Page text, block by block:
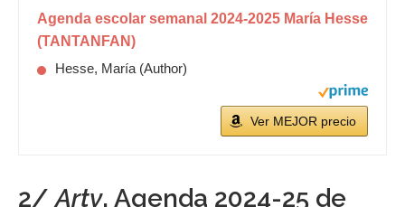
Agenda escolar semanal 2024-2025 María Hesse
(TANTANFAN)
Hesse, María (Author)
Ver MEJOR precio
2/Arty. Agenda 2024-25 de